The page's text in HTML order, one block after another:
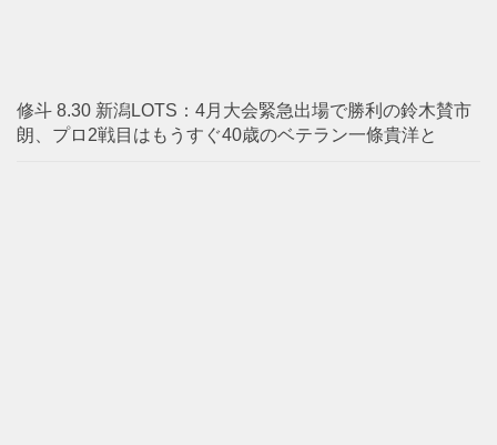
修斗 8.30 新潟LOTS：4月大会緊急出場で勝利の鈴木賛市
朗、プロ2戦目はもうすぐ40歳のベテラン一條貴洋と